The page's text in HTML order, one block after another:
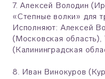
7. Алексей Володин
«Степные волки» для
Исполняют: Алексей
(Московская
(Калининградская
8. Иван Винокуров